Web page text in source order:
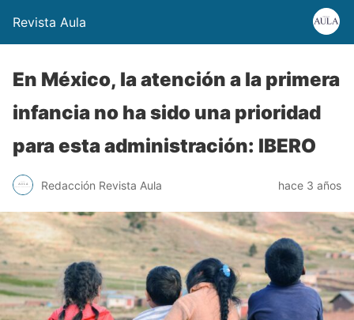
Revista Aula
En México, la atención a la primera
infancia no ha sido una prioridad
para esta administración: IBERO
Redacción Revista Aula hace 3 años